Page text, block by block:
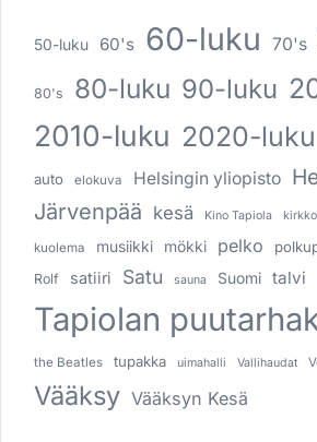
50-luku 60's 60-luku 70's
80's 80-luku 90-luku
2010-luku 2020-luku
auto elokuva Helsingin yliopisto
Järvenpää kesä Kino Tapiola kirkko
kuolema musiikki mökki pelko
Rolf satiiri Satu sauna Suomi talvi
Tapiolan
the Beatles tupakka uimahalli Vallihaudat
Vääksy Vääksyn Kesä